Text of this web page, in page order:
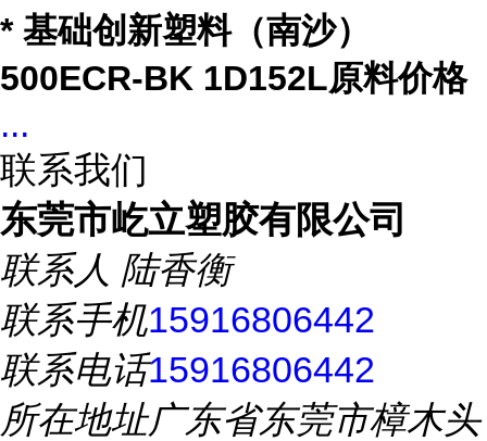
* 基础创新塑料（南沙）
500ECR-BK 1D152L原料价格
...
联系我们
东莞市屹立塑胶有限公司
联系人 陆香衡
联系手机15916806442
联系电话15916806442
所在地址广东省东莞市樟木头